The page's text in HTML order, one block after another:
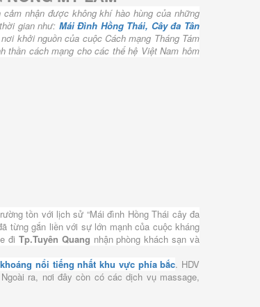
nhận được không khí hào hùng của những
gian như: Mái Đình Hồng Thái, Cây đa Tân
khởi nguồn của cuộc Cách mạng Tháng Tám
cách mạng cho các thế hệ Việt Nam hôm
tồn với lịch sử “Mái đình Hồng Thái cây đa
từng gắn liền với sự lớn mạnh của cuộc kháng
đi Tp.Tuyên Quang nhận phòng khách sạn và
nổi tiếng nhất khu vực phía bắc. HDV
ra, nơi đây còn có các dịch vụ massage,